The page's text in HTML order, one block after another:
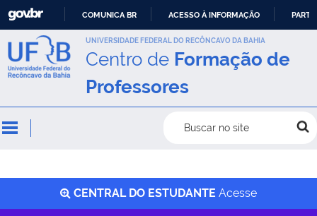
IR
PARA
CONTEÚDO
COMUNICA BR ACESSO À INFORMAÇÃO
UNIVERSIDADE FEDERAL DO RECÔNCAVO DA BAHIA
Centro de Formação de
Professores
Buscar no site
CENTRAL DO ESTUDANTE Acesse